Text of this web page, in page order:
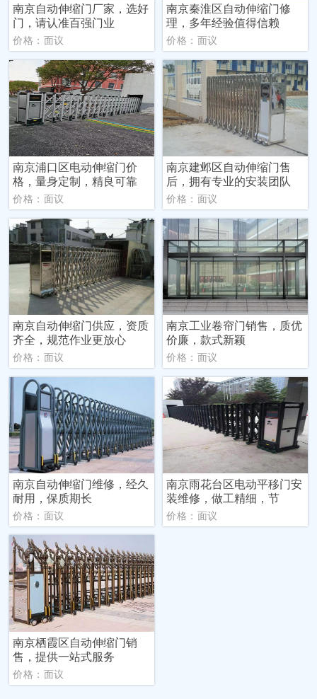
南京自动伸缩门厂家，选好
门，请认准百强门业
价格：面议
南京秦淮区自动伸缩门修
理，多年经验值得信赖
价格：面议
南京浦口区电动伸缩门价
格，量身定制，精良可靠
价格：面议
南京建邺区自动伸缩门售
后，拥有专业的安装团队
价格：面议
南京自动伸缩门供应，资质
齐全，规范作业更放心
价格：面议
南京工业卷帘门销售，质优
价廉，款式新颖
价格：面议
南京自动伸缩门维修，经久
耐用，保质期长
价格：面议
南京雨花台区电动平移门安
装维修，做工精细，节
价格：面议
南京栖霞区自动伸缩门销
售，提供一站式服务
价格：面议